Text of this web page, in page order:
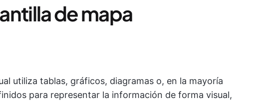
de mapa
utiliza tablas, gráficos, diagramas o, en la mayoría
para representar la información de forma visual,